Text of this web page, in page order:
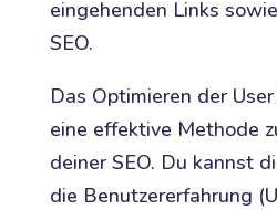
eingehenden Links
SEO.
Das Optimieren der
eine effektive Methode
deiner SEO. Du kannst
die Benutzererfahrung